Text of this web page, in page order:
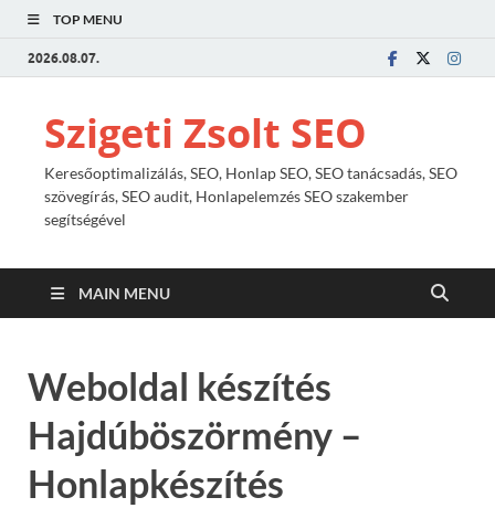
TOP MENU
2026.08.07.
Szigeti Zsolt SEO
Keresőoptimalizálás, SEO, Honlap SEO, SEO tanácsadás, SEO
szövegírás, SEO audit, Honlapelemzés SEO szakember
segítségével
MAIN MENU
Weboldal készítés
Hajdúböszörmény –
Honlapkészítés